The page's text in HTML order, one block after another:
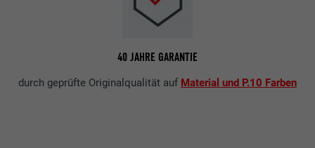
40 JAHRE GARANTIE
durch geprüfte Originalqualität auf Material und P.10 Farben